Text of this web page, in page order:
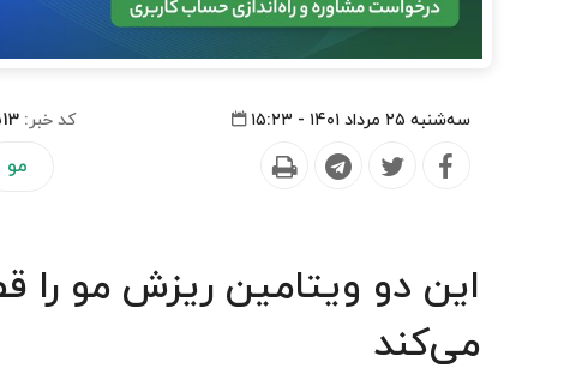
سه‌شنبه ۲۵ مرداد ۱۴۰۱ - ۱۵:۲۳ کد خبر:
مو
این دو ویتامین‌ ریزش مو را
می‌کند